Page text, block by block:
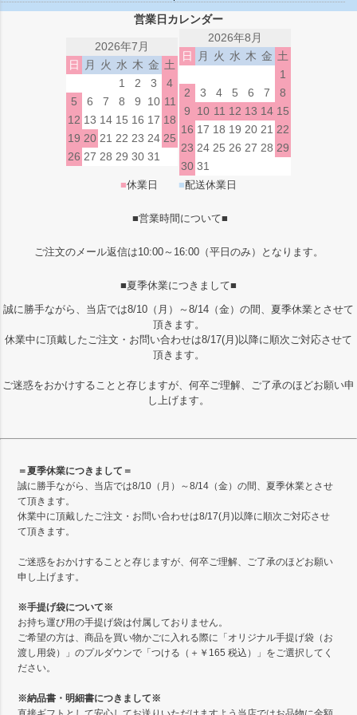
営業日カレンダー
2026年7月
日
月 火 水 木 金 土
1
2 3
4
5
6 7 8 9 10 11
12 13 14 15 16 17 18
19 20 21 22 23 24 25
26 27 28 29 30 31
2026年8月
日
月 火 水 木 金 土
1
2
3 4 5 6 7
8
9
10 11 12 13 14 15
16 17 18 19 20 21 22
23 24 25 26 27 28 29
30 31
■休業日 ■配送休業日
■営業時間について■
ご注文のメール返信は10:00～16:00（平日のみ）となります。
■夏季休業につきまして■
誠に勝手ながら、当店では8/10（月）～8/14（金）の間、夏季休業とさせて
頂きます。
休業中に頂戴したご注文・お問い合わせは8/17(月)以降に順次ご対応させて
頂きます。
ご迷惑をおかけすることと存じますが、何卒ご理解、ご了承のほどお願い申
し上げます。
＝夏季休業につきまして＝
誠に勝手ながら、当店では8/10（月）～8/14（金）の間、夏季休業とさせ
て頂きます。
休業中に頂戴したご注文・お問い合わせは8/17(月)以降に順次ご対応させ
て頂きます。
ご迷惑をおかけすることと存じますが、何卒ご理解、ご了承のほどお願い
申し上げます。
※手提げ袋について※
お持ち運び用の手提げ袋は付属しておりません。
ご希望の方は、商品を買い物かごに入れる際に「オリジナル手提げ袋（お
渡し用袋）」のプルダウンで「つける（＋￥165 税込）」をご選択してく
ださい。
※納品書・明細書につきまして※